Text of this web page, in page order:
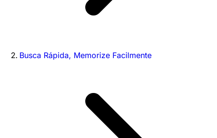
Busca Rápida, Memorize Facilmente